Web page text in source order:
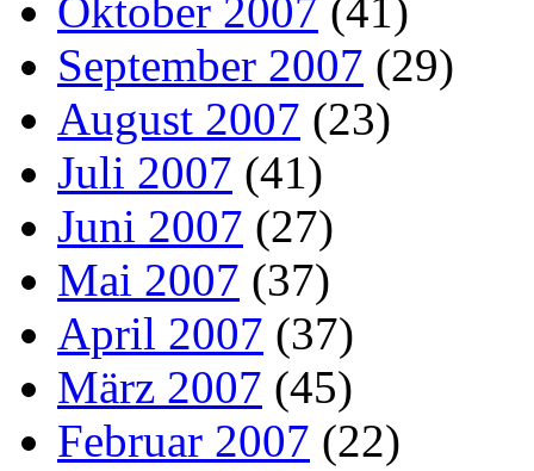
Oktober 2007 (41)
September 2007 (29)
August 2007 (23)
Juli 2007 (41)
Juni 2007 (27)
Mai 2007 (37)
April 2007 (37)
März 2007 (45)
Februar 2007 (22)